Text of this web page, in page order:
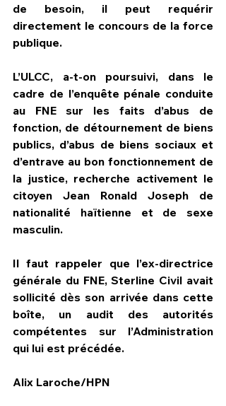
de besoin, il peut requérir
directement le concours de la force
publique.
L’ULCC, a-t-on poursuivi, dans le
cadre de l’enquête pénale conduite
au FNE sur les faits d’abus de
fonction, de détournement de biens
publics, d’abus de biens sociaux et
d’entrave au bon fonctionnement de
la justice, recherche activement le
citoyen Jean Ronald Joseph de
nationalité haïtienne et de sexe
masculin.
Il faut rappeler que l’ex-directrice
générale du FNE, Sterline Civil avait
sollicité dès son arrivée dans cette
boîte, un audit des autorités
compétentes sur l’Administration
qui lui est précédée.
Alix Laroche/HPN